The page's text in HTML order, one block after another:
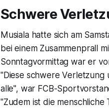
Schwere
Musiala hatte sich am
bei einem Zusammenprall
Sonntagvormittag war er
"Diese schwere Verletzung
alle", war FCB-
"Zudem ist die